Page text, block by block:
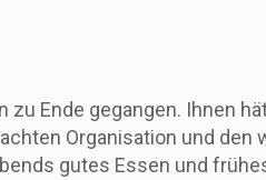
Ende gegangen. Ihnen
Organisation und
gutes Essen und